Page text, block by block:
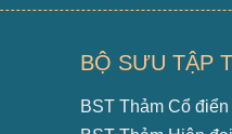
BỘ SƯU TẬP
BST Thảm Cổ điển